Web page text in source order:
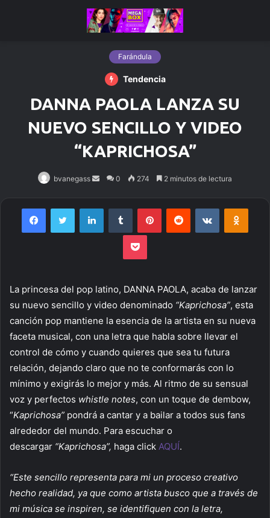
Farándula
Tendencia
DANNA PAOLA LANZA SU
NUEVO SENCILLO Y VIDEO
“KAPRICHOSA”
bvanegass
Send
email
0 274 2 minutos de lectura
Pocket
La princesa del pop latino, DANNA PAOLA, acaba de lanzar
su nuevo sencillo y video denominado “Kaprichosa”, esta
canción pop mantiene la esencia de la artista en su nueva
faceta musical, con una letra que habla sobre llevar el
control de cómo y cuando quieres que sea tu futura
relación, dejando claro que no te conformarás con lo
mínimo y exigirás lo mejor y más. Al ritmo de su sensual
voz y perfectos whistle notes, con un toque de dembow,
“Kaprichosa” pondrá a cantar y a bailar a todos sus fans
alrededor del mundo. Para escuchar o
descargar “Kaprichosa”, haga click AQUÍ.
“Este sencillo representa para mi un proceso creativo
hecho realidad, ya que como artista busco que a través de
mi música se inspiren, se identifiquen con la letra,